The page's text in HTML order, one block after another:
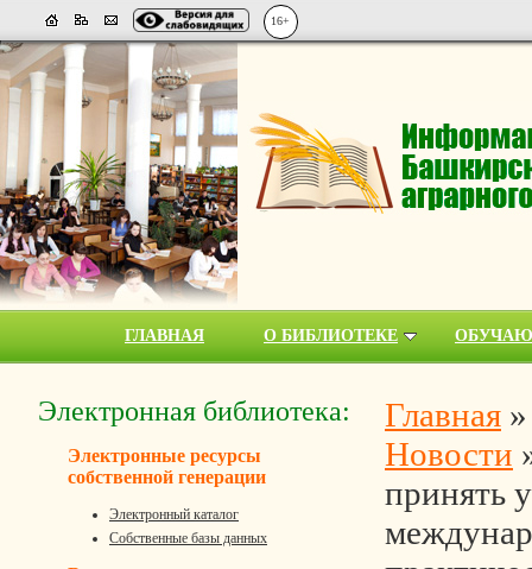
16+
ГЛАВНАЯ О БИБЛИОТЕКЕ
Электронная библиотека:
Электронные ресурсы
собственной генерации
Электронный каталог
Собственные базы данных
Главная
Новости
принять